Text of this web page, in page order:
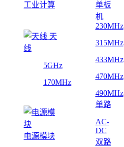
工业计算
单板
机
天
线
5GHz
170MHz
230MHz
315MHz
433MHz
470MHz
490MHz
电源模块
单路
AC-
DC
双路